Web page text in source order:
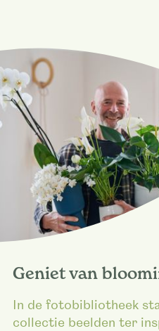
Geniet van
In de fotobibliotheek
collectie beelden ter